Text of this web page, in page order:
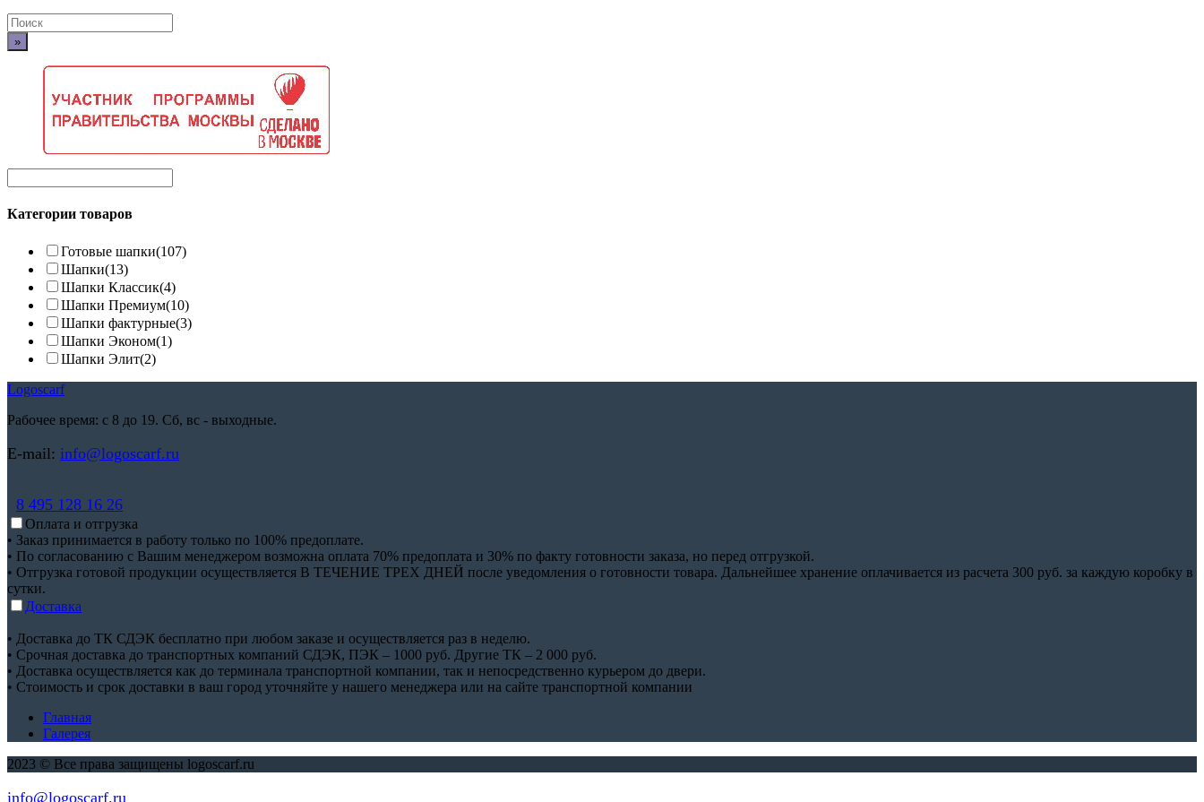
Поиск
по:
Категории товаров
Готовые шапки(107)
Шапки(13)
Шапки Классик(4)
Шапки Премиум(10)
Шапки фактурные(3)
Шапки Эконом(1)
Шапки Элит(2)
Logoscarf
Рабочее время: с 8 до 19. Сб, вс - выходные.
E-mail: info@logoscarf.ru
8 495 128 16 26
Оплата и отгрузка
• Заказ принимается в работу только по 100% предоплате.
• По согласованию с Вашим менеджером возможна оплата 70% предоплата и 30% по факту готовности заказа, но перед отгрузкой.
• Отгрузка готовой продукции осуществляется В ТЕЧЕНИЕ ТРЕХ ДНЕЙ после уведомления о готовности товара. Дальнейшее хранение оплачивается из расчета 300 руб. за каждую коробку в
сутки.
Доставка
• Доставка до ТК СДЭК бесплатно при любом заказе и осуществляется раз в неделю.
• Срочная доставка до транспортных компаний СДЭК, ПЭК – 1000 руб. Другие ТК – 2 000 руб.
• Доставка осуществляется как до терминала транспортной компании, так и непосредственно курьером до двери.
• Стоимость и срок доставки в ваш город уточняйте у нашего менеджера или на сайте транспортной компании
Главная
Галерея
2023 © Все права защищены logoscarf.ru
info@logoscarf.ru